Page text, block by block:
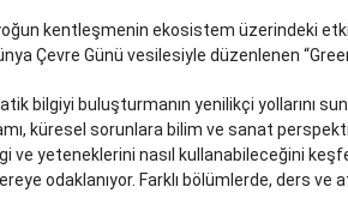
kentleşmenin ekosistem üzerindeki
Çevre Günü vesilesiyle düzenlenen
bilgiyi buluşturmanın yenilikçi yollarını
küresel sorunlara bilim ve sanat
yeteneklerini nasıl kullanabileceğini
odaklanıyor. Farklı bölümlerde, ders